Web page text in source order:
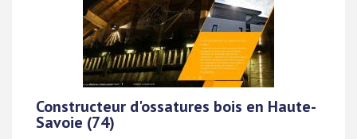
Constructeur d'ossatures bois en Haute-
Savoie (74)